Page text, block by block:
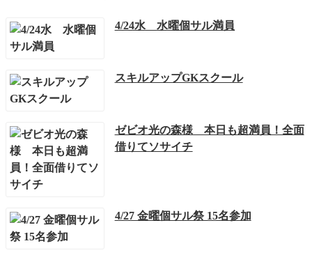
4/24水 水曜個サル満員
スキルアップGKスクール
ゼビオ光の森様 本日も超満員！全面
借りてソサイチ
4/27 金曜個サル祭 15名参加